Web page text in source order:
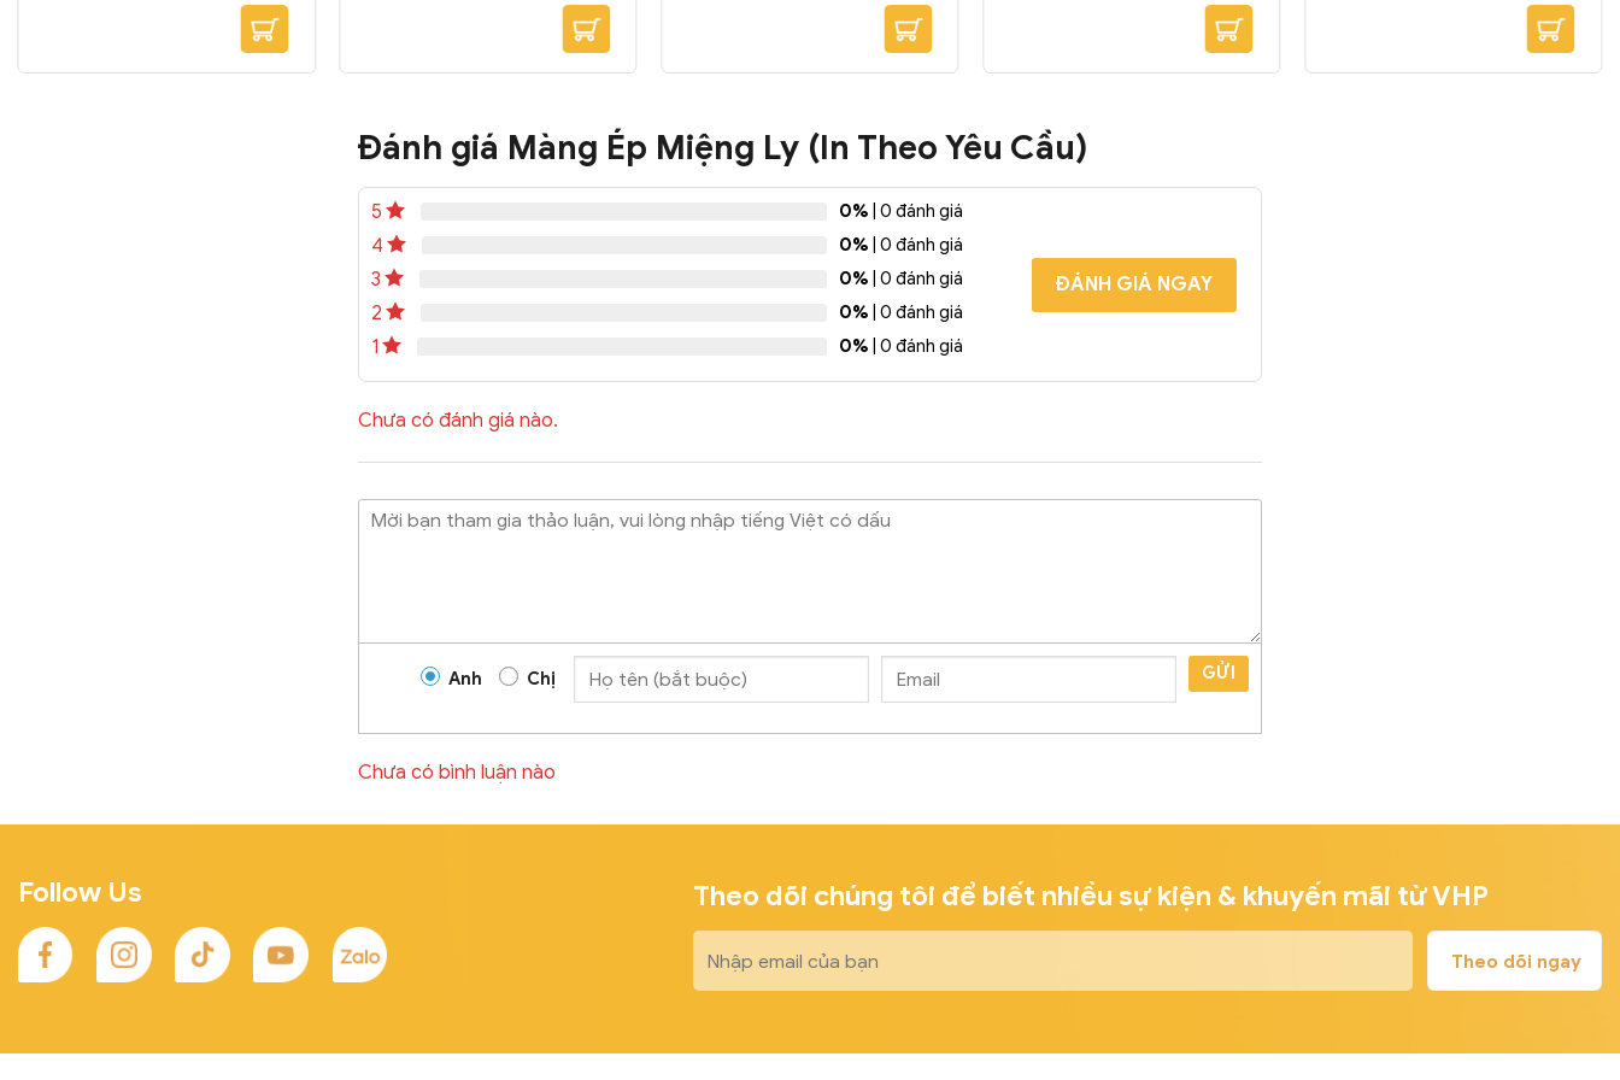
Đóng gói: 5kg/bao Màu
trong các chuỗi cafe, sinh tố với
màu sắc đa dạng: trắng, đen, đỏ,
Đánh giá Màng Ép Miệng Ly (In Theo Yêu Cầu)
5 0% | 0 đánh giá
4 0% | 0 đánh giá
3 0% | 0 đánh giá
2 0% | 0 đánh giá
1 0% | 0 đánh giá
ĐÁNH GIÁ NGAY
Chưa có đánh giá nào.
Anh Chị GỬI
Chưa có bình luận nào
Follow Us Theo dõi chúng tôi để biết nhiều sự kiện & khuyến mãi từ VHP